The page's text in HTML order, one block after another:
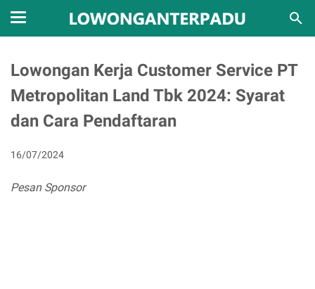
Lowongan Kerja Customer Service PT
Metropolitan Land Tbk 2024: Syarat
dan Cara Pendaftaran
16/07/2024
Pesan Sponsor